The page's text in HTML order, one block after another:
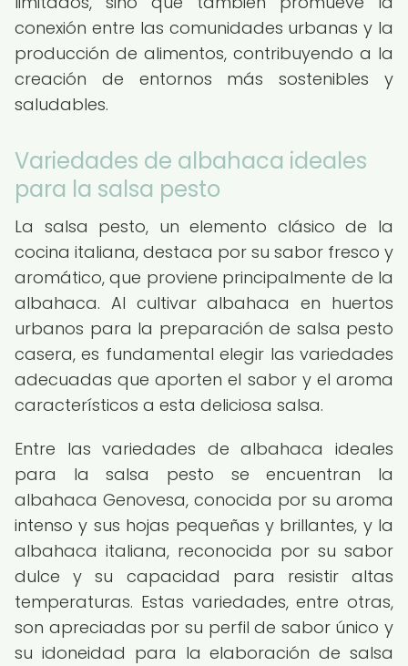
conexión entre las comunidades urbanas y la
producción de alimentos, contribuyendo a la
creación de entornos más sostenibles y
saludables.
Variedades de albahaca ideales
para la salsa pesto
La salsa pesto, un elemento clásico de la
cocina italiana, destaca por su sabor fresco y
aromático, que proviene principalmente de la
albahaca. Al cultivar albahaca en huertos
urbanos para la preparación de salsa pesto
casera, es fundamental elegir las variedades
adecuadas que aporten el sabor y el aroma
característicos a esta deliciosa salsa.
Entre las variedades de albahaca ideales
para la salsa pesto se encuentran la
albahaca Genovesa, conocida por su aroma
intenso y sus hojas pequeñas y brillantes, y la
albahaca italiana, reconocida por su sabor
dulce y su capacidad para resistir altas
temperaturas. Estas variedades, entre otras,
son apreciadas por su perfil de sabor único y
su idoneidad para la elaboración de salsa